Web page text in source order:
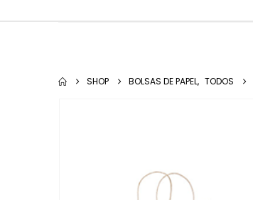
SHOP BOLSAS DE PAPEL, TODOS